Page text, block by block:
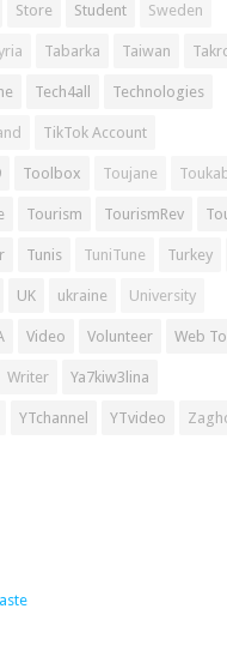
Store Student Sweden
Tabarka Taiwan
Tech4all Technologies
TikTok Account
Toolbox Toujane
Tourism TourismRev
Tunis TuniTune Turkey
UK ukraine University
Video Volunteer Web
Writer Ya7kiw3lina
YTchannel YTvideo